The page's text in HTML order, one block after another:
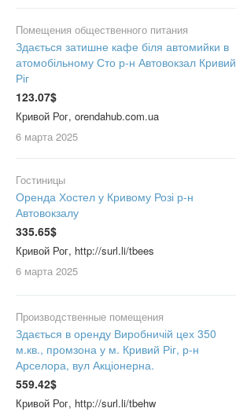
Помещения общественного питания
Здається затишне кафе біля автомийки в
атомобільному Сто р-н Автовокзал Кривий
Ріг
123.07$
Кривой Рог, orendahub.com.ua
6 марта 2025
Гостиницы
Оренда Хостел у Кривому Розі р-н
Автовокзалу
335.65$
Кривой Рог, http://surl.li/tbees
6 марта 2025
Производственные помещения
Здається в оренду Виробничій цех 350
м.кв., промзона у м. Кривий Ріг, р-н
Арселора, вул Акціонерна.
559.42$
Кривой Рог, http://surl.li/tbehw